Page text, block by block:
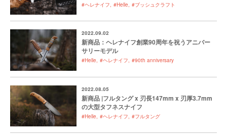
#ヘレナイフ #Helle #ブッシュクラフト
2022.09.02
新商品：ヘレナイフ創業90周年を祝うアニバー
サリーモデル
#Helle #ヘレナイフ #90th anniversary
2022.08.05
新商品 |フルタング x 刃長147mm x 刃厚3.7mm
の大型タフネスナイフ
#Helle #ヘレナイフ #フルタング